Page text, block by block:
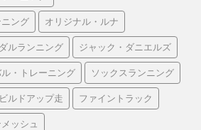
ング オリジナル・ルナ
ルランニング ジャック・ダニエルズ
・トレーニング ソックスランニング
ビルドアップ走 ファイントラック
ッシュ